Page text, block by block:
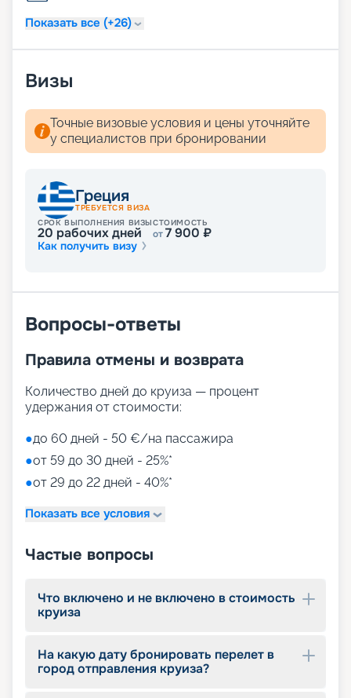
Показать все (+26)
Визы
Точные визовые условия и цены уточняйте
у специалистов при бронировании
Греция
ТРЕБУЕТСЯ ВИЗА
СРОК ВЫПОЛНЕНИЯ ВИЗЫ
20 рабочих дней
СТОИМОСТЬ
от7 900 ₽
Как получить визу
Вопросы-ответы
Правила отмены и возврата
Количество дней до круиза — процент
удержания от стоимости:
●до 60 дней - 50 €/на пассажира
●от 59 до 30 дней - 25%*
●от 29 до 22 дней - 40%*
Показать все условия
Частые вопросы
Что включено и не включено в стоимость
круиза
На какую дату бронировать перелет в
город отправления круиза?